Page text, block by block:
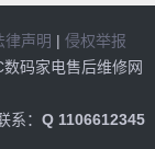
律声明 | 侵权举报
码家电售后维修网
系： Q 1106612345